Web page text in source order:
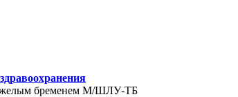
тяжелым бременем М/ШЛУ-ТБ